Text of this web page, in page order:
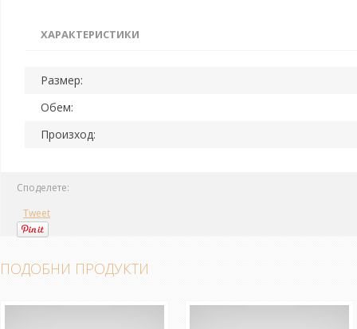
ХАРАКТЕРИСТИКИ
Размер:
Обем:
Произход:
Споделете:
Tweet
ПОДОБНИ ПРОДУКТИ